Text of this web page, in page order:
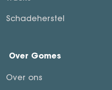
Schadeherstel
Over Gomes
Over ons